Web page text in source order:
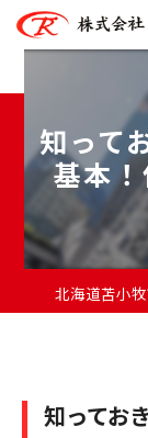
知って
基本
知ってお